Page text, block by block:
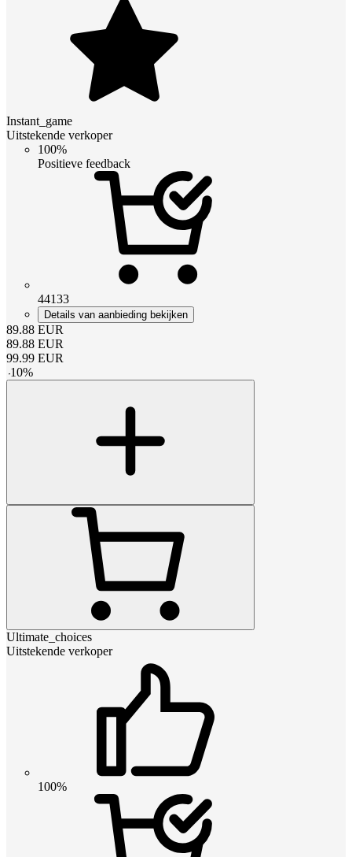
Instant_game
Uitstekende verkoper
100%
Positieve feedback
44133
Details van aanbieding bekijken
89.88 EUR
89.88 EUR
99.99 EUR
-10%
Ultimate_choices
Uitstekende verkoper
100%